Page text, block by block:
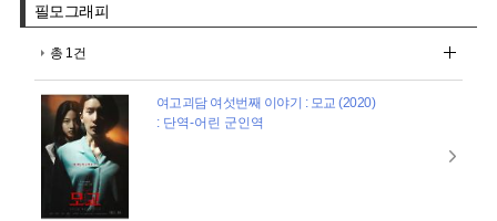
필모그래피
총 1건
여고괴담 여섯번째 이야기 : 모교 (2020)
: 단역-어린 군인역